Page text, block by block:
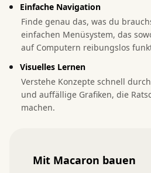
Einfache Navigation
Finde genau das, was du
einfachen Menüsystem, das
auf Computern reibungslos
Visuelles Lernen
Verstehe Konzepte schnell
und auffällige Grafiken, die
machen.
Mit Macaron bauen